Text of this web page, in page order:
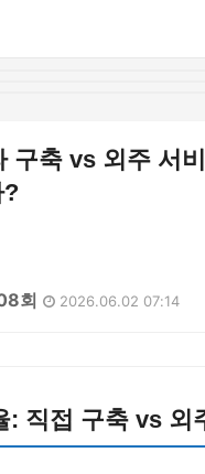
구축 vs 외주 서
?
회 2026.06.02 07:14
: 직접 구축 vs 외